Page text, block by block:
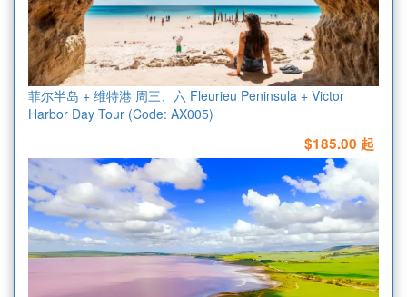
菲尔半岛 + 维特港 周三、六 Fleurieu Peninsula + Victor
Harbor Day Tour (Code: AX005)
$185.00 起